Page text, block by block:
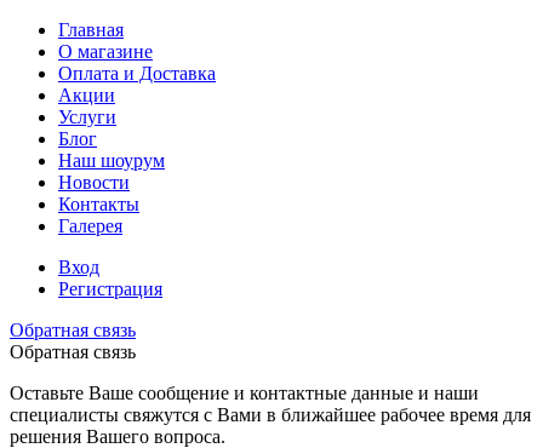
Главная
О магазине
Оплата и Доставка
Акции
Услуги
Блог
Наш шоурум
Новости
Контакты
Галерея
Вход
Регистрация
Обратная связь
Обратная связь
Оставьте Ваше сообщение и контактные данные и наши
специалисты свяжутся с Вами в ближайшее рабочее время для
решения Вашего вопроса.